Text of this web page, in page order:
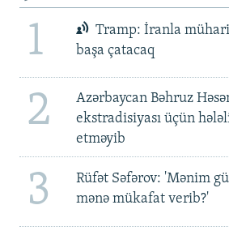
1
Tramp: İranla
başa çatacaq
2
Azərbaycan Bəhruz
ekstradisiyası üçün
etməyib
3
Rüfət Səfərov: 'Mənim
mənə mükafat verib?'